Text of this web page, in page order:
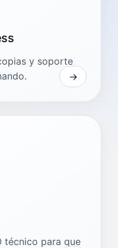
y soporte
técnico para que